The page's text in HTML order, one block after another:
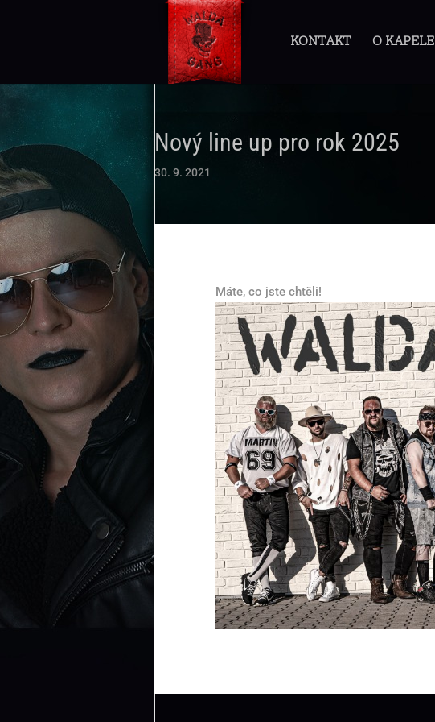
KONTAKT O KAPELE
Nový line up pro rok 2025
30. 9. 2021
Máte, co jste chtěli!